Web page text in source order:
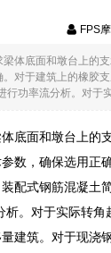
FPS
体底面和墩台上的
对于建筑上的橡胶
行功率流分析。对于
底面和墩台上的
数，确保选用正确
配式钢筋混凝土
。对于实际转
建筑。对于现浇